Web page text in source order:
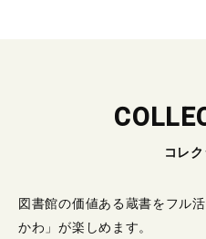
コレ
図書館の価値ある蔵書をフル
かわ」が楽しめます。